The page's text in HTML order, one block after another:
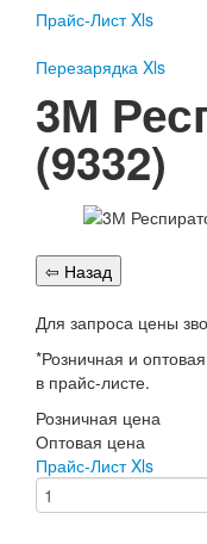
Перезарядка ОП
Перезарядка ОВП
Доставка
Оплата
Гарантии
О нас
Статьи
Публичная
Сертификаты
Вопрос-Ответ
Контакты
Пожарное
Перезарядка
Прайс-Лист Xls
Перезарядка Xls
3М
(9332)
Для запроса цены
*Розничная и
в прайс-листе.
Розничная цена
Оптовая цена
Прайс-Лист Xls